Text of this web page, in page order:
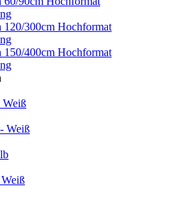
120/300cm Hochformat
150/400cm Hochformat
Weiß
Weiß